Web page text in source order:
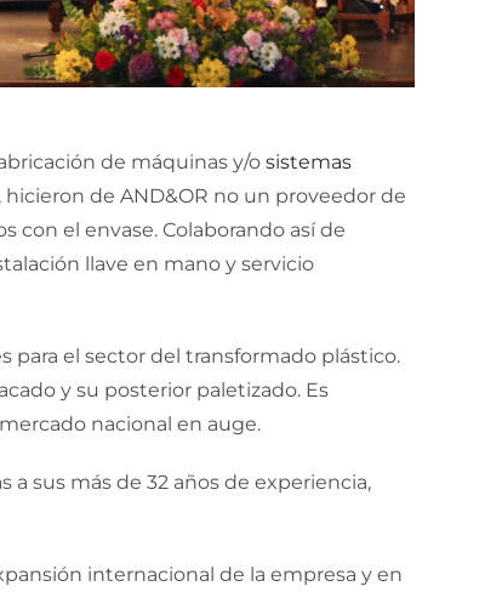
de máquinas y/o sistemas
de AND&OR no un proveedor de
con el envase. Colaborando así de
llave en mano y servicio
para el sector del transformado plástico.
y su posterior paletizado. Es
nacional en auge.
a sus más de 32 años de experiencia,
internacional de la empresa y en